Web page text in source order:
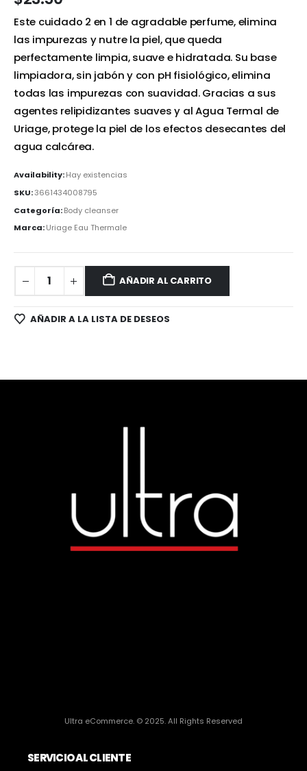
Este cuidado 2 en 1 de agradable perfume, elimina
las impurezas y nutre la piel, que queda
perfectamente limpia, suave e hidratada. Su base
limpiadora, sin jabón y con pH fisiológico, elimina
todas las impurezas con suavidad. Gracias a sus
agentes relipidizantes suaves y al Agua Termal de
Uriage, protege la piel de los efectos desecantes del
agua calcárea.
Availability:Hay existencias
SKU:3661434008795
Categoría:Body cleanser
Marca:Uriage Eau Thermale
AÑADIR AL CARRITO
AÑADIR A LA LISTA DE DESEOS
Ultra eCommerce. © 2025. All Rights Reserved
SERVICIO AL CLIENTE